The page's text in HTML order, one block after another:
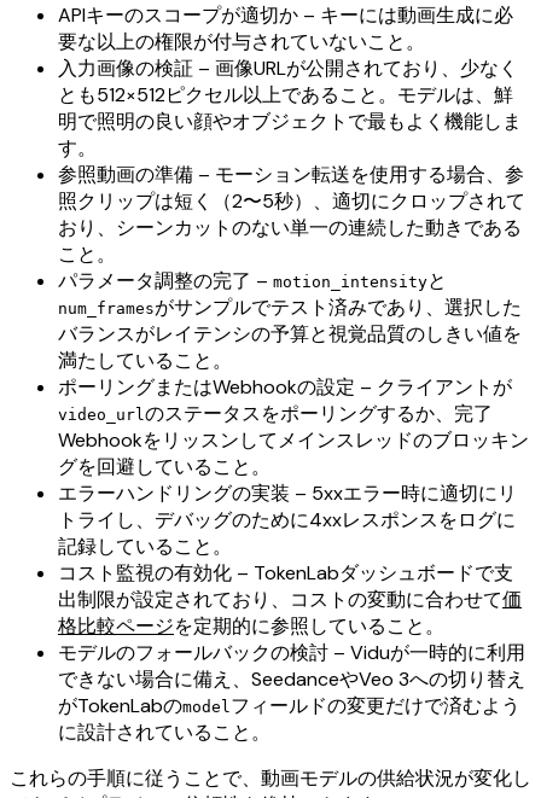
APIキーのスコープが適切か – キーには動画生成に必
要な以上の権限が付与されていないこと。
入力画像の検証 – 画像URLが公開されており、少なく
とも512×512ピクセル以上であること。モデルは、鮮
明で照明の良い顔やオブジェクトで最もよく機能しま
す。
参照動画の準備 – モーション転送を使用する場合、参
照クリップは短く（2〜5秒）、適切にクロップされて
おり、シーンカットのない単一の連続した動きである
こと。
パラメータ調整の完了 – motion_intensityと
num_framesがサンプルでテスト済みであり、選択した
バランスがレイテンシの予算と視覚品質のしきい値を
満たしていること。
ポーリングまたはWebhookの設定 – クライアントが
video_url のステータスをポーリングするか、完了
Webhookをリッスンしてメインスレッドのブロッキン
グを回避していること。
エラーハンドリングの実装 – 5xxエラー時に適切にリ
トライし、デバッグのために4xxレスポンスをログに
記録していること。
コスト監視の有効化 – TokenLabダッシュボードで支
出制限が設定されており、コストの変動に合わせて価
格比較ページを定期的に参照していること。
モデルのフォールバックの検討 – Viduが一時的に利用
できない場合に備え、SeedanceやVeo 3への切り替え
がTokenLabのmodel フィールドの変更だけで済むよう
に設計されていること。
これらの手順に従うことで、動画モデルの供給状況が変化し